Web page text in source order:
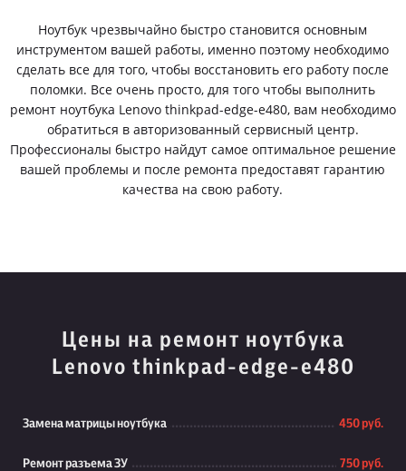
Ноутбук чрезвычайно быстро становится основным
инструментом вашей работы, именно поэтому необходимо
сделать все для того, чтобы восстановить его работу после
поломки. Все очень просто, для того чтобы выполнить
ремонт ноутбука Lenovo thinkpad-edge-e480, вам необходимо
обратиться в авторизованный сервисный центр.
Профессионалы быстро найдут самое оптимальное решение
вашей проблемы и после ремонта предоставят гарантию
качества на свою работу.
Цены на ремонт ноутбука
Lenovo thinkpad-edge-e480
Замена матрицы ноутбука 450 руб.
Ремонт разъема ЗУ 750 руб.